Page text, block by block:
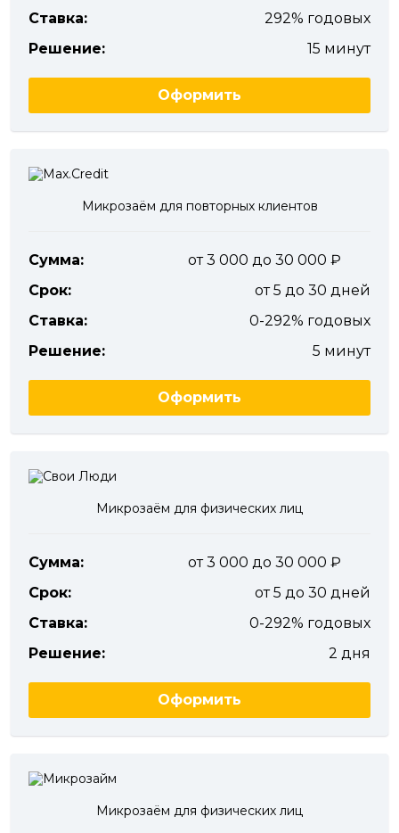
Ставка:
292% годовых
Решение:
15 минут
Оформить
Микрозаём для повторных клиентов
Сумма:
от 3 000 до 30 000
Срок:
от 5 до 30 дней
Ставка:
0-292% годовых
Решение:
5 минут
Оформить
Микрозаём для физических лиц
Сумма:
от 3 000 до 30 000
Срок:
от 5 до 30 дней
Ставка:
0-292% годовых
Решение:
2 дня
Оформить
Микрозаём для физических лиц